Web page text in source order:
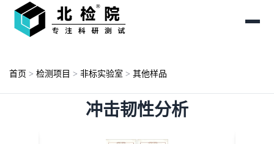
首页 > 检测项目 > 非标实验室 > 其他样品
冲击韧性分析